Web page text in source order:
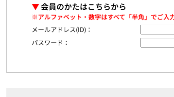
▼会員のかたはこちらから
※アルファベット・数字はすべて「半角」でご入
メールアドレス(ID)：
パスワード：